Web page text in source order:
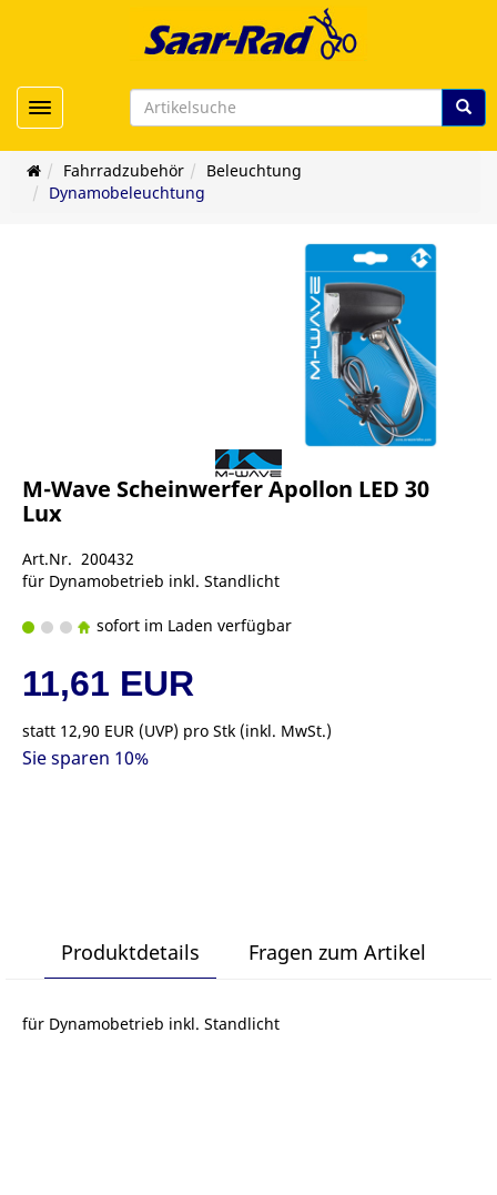
Toggle navigation
Fahrradzubehör
Beleuchtung
Dynamobeleuchtung
M-Wave Scheinwerfer Apollon LED 30
Lux
Art.Nr. 200432
für Dynamobetrieb inkl. Standlicht
sofort im Laden verfügbar
11,61 EUR
statt 12,90 EUR (UVP) pro Stk (inkl. MwSt.)
Sie sparen 10%
Produktdetails Fragen zum Artikel
für Dynamobetrieb inkl. Standlicht